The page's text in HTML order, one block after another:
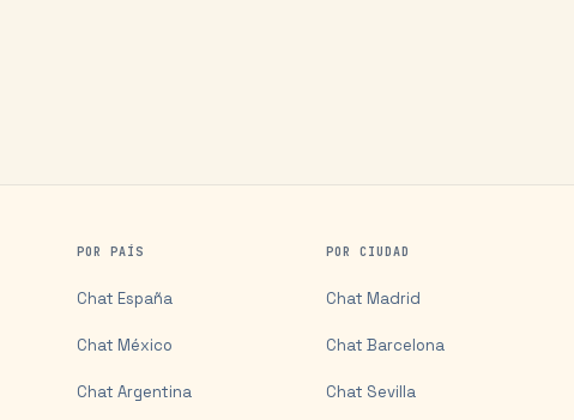
POR PAÍS
Chat España
Chat México
Chat Argentina
POR CIUDAD
Chat Madrid
Chat Barcelona
Chat Sevilla